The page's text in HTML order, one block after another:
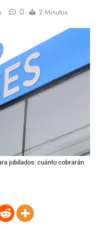
0 2 Minutos
jubilados: cuánto cobrarán